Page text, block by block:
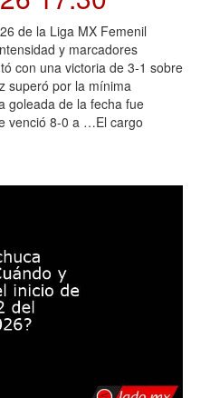
de la Liga MX Femenil
y marcadores
con una victoria de 3-1 sobre
superó por la mínima
goleada de la fecha fue
venció 8-0 a …El cargo